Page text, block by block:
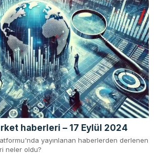
haberleri – 17 Eylül 2024
yayınlanan haberlerden derlenen
neler oldu?